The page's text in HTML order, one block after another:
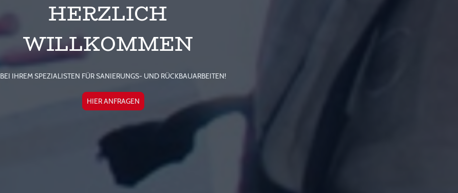
HERZLICH
WILLKOMMEN
BEI IHREM SPEZIALISTEN FÜR SANIERUNGS- UND RÜCKBAUARBEITEN!
HIER ANFRAGEN